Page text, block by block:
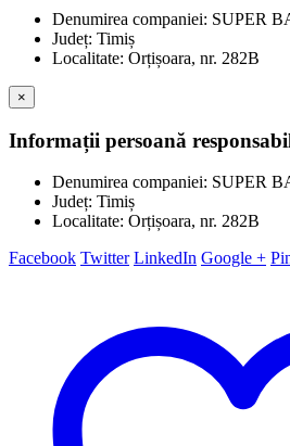
Denumirea companiei: SUPER
Județ: Timiș
Localitate: Orțișoara, nr. 282B
×
Informații persoană
Denumirea companiei: SUPER
Județ: Timiș
Localitate: Orțișoara, nr. 282B
Facebook Twitter LinkedIn Google +